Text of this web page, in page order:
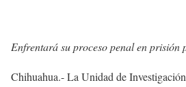
Enfrentará su proceso penal en prisión
Chihuahua.- La Unidad de